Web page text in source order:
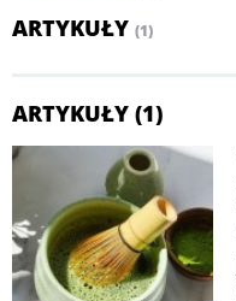
ARTYKUŁY (1)
ARTYKUŁY (1)